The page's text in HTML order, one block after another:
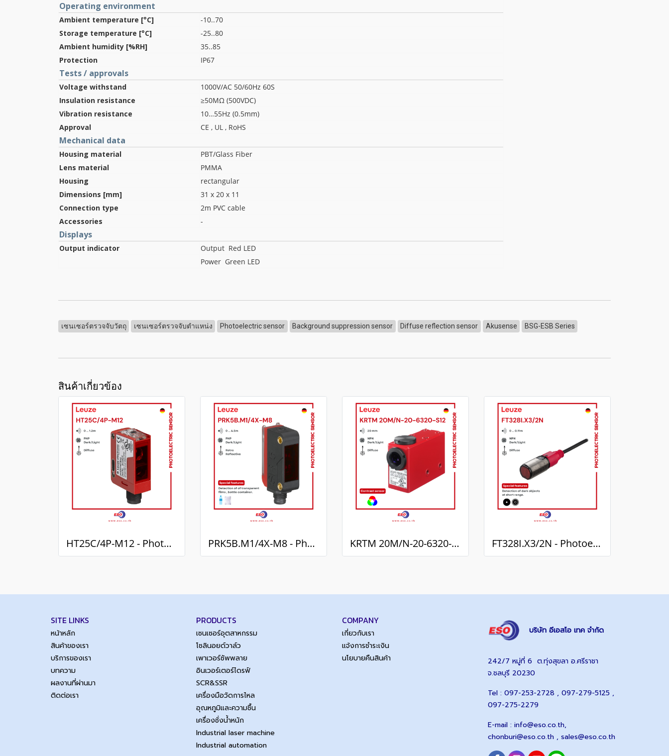
Operating environment
Ambient temperature [°C]
-10..70
Storage temperature [°C]
-25..80
Ambient humidity [%RH]
35..85
Protection
IP67
Tests / approvals
Voltage withstand
1000V/AC 50/60Hz 60S
Insulation resistance
≥50MΩ (500VDC)
Vibration resistance
10…55Hz (0.5mm)
Approval
CE , UL , RoHS
Mechanical data
Housing material
PBT/Glass Fiber
Lens material
PMMA
Housing
rectangular
Dimensions [mm]
31 x 20 x 11
Connection type
2m PVC cable
Accessories
-
Displays
Output indicator
Output Red LED
Power Green LED
เซนเซอร์ตรวจจับวัตถุ เซนเซอร์ตรวจจับตำแหน่ง Photoelectric sensor Background suppression sensor Diffuse reflection sensor Akusense BSG-ESB Series
สินค้าเกี่ยวข้อง
HT25C/4P-M12 - Photoelectric sensor (PNP Dark/Light) PRK5B.M1/4X-M8 - Photoelectric sensor (PNP Light on) KRTM 20M/N-20-6320-S12 - Color mark sensor (NPN Dark/Light) FT328I.X3/2N - Photoelectric sensor (NPN Dark/Light)
SITE LINKS
หน้าหลัก
สินค้าของเรา
บริการของเรา
บทความ
ผลงานที่ผ่านมา
ติดต่อเรา
PRODUCTS
เซนเซอร์อุตสาหกรรม
โซลินอยด์วาล์ว
เพาเวอร์ซัพพลาย
อินเวอร์เตอร์ไดรฟ์
SCR&SSR
เครื่องมือวัดการไหล
อุณหภูมิและความชื้น
เครื่องชั่งน้ำหนัก
Industrial laser machine
Industrial automation
COMPANY
เกี่ยวกับเรา
แจ้งการชำระเงิน
นโยบายคืนสินค้า
บริษัท อีเอสโอ เทค จำกัด
242/7 หมู่ที่ 6 ต.ทุ่งสุขลา อ.ศรีราชา
จ.ชลบุรี 20230
Tel : 097-253-2728 , 097-279-5125 ,
097-275-2279
E-mail : info@eso.co.th,
chonburi@eso.co.th , sales@eso.co.th